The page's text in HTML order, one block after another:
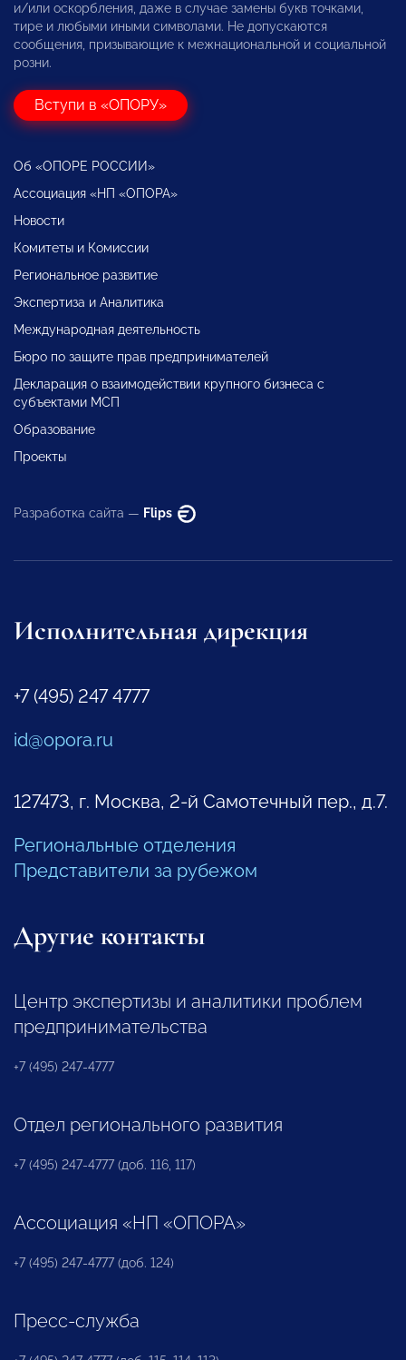
и/или оскорбления, даже в случае замены букв точками,
тире и любыми иными символами. Не допускаются
сообщения, призывающие к межнациональной и социальной
розни.
Вступи в «ОПОРУ»
Об «ОПОРЕ РОССИИ»
Ассоциация «НП «ОПОРА»
Новости
Комитеты и Комиссии
Региональное развитие
Экспертиза и Аналитика
Международная деятельность
Бюро по защите прав предпринимателей
Декларация о взаимодействии крупного бизнеса с
субъектами МСП
Образование
Проекты
Разработка сайта — Flips
Исполнительная дирекция
+7 (495) 247 4777
id@opora.ru
127473, г. Москва, 2-й Самотечный пер., д.7.
Региональные отделения
Представители за рубежом
Другие контакты
Центр экспертизы и аналитики проблем
предпринимательства
+7 (495) 247-4777
Отдел регионального развития
+7 (495) 247-4777 (доб. 116, 117)
Ассоциация «НП «ОПОРА»
+7 (495) 247-4777 (доб. 124)
Пресс-служба